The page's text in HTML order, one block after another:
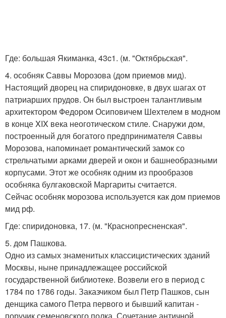
Где: большая Якиманка, 43c1. (м. "Октябрьская".
4. особняк Саввы Морозова (дом приемов мид).
Настоящий дворец на спиридоновке, в двух шагах от
патриарших прудов. Он был выстроен талантливым
архитектором Федором Осиповичем Шехтелем в модном
в конце XIX века неоготическом стиле. Снаружи дом,
построенный для богатого предпринимателя Саввы
Морозова, напоминает романтический замок со
стрельчатыми арками дверей и окон и башнеобразными
корпусами. Этот же особняк одним из прообразов
особняка булгаковской Маргариты считается.
Сейчас особняк морозова используется как дом приемов
мид рф.
Где: спиридоновка, 17. (м. "Краснопресненская".
5. дом Пашкова.
Одно из самых знаменитых классицистических зданий
Москвы, ныне принадлежащее российской
государственной библиотеке. Возвели его в период с
1784 по 1786 годы. Заказчиком был Петр Пашков, сын
денщика самого Петра первого и бывший капитан -